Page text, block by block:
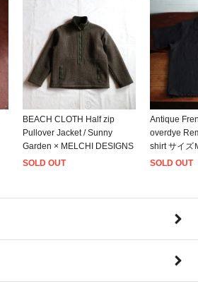
BEACH CLOTH Half zip
Pullover Jacket / Sunny
Garden × MELCHI DESIGNS
SOLD OUT
Antique
overdye
shirt サイ
SOLD OUT